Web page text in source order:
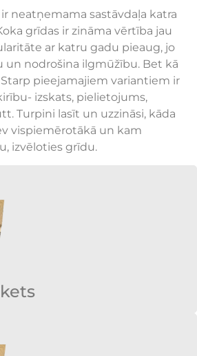
neatņemama sastāvdaļa katra
grīdas ir zināma vērtība jau
ar katru gadu pieaug, jo
un nodrošina ilgmūžību. Bet kā
pieejamajiem variantiem ir
izskats, pielietojums,
Turpini lasīt un uzzināsi, kāda
vispiemērotākā un kam
izvēloties grīdu.